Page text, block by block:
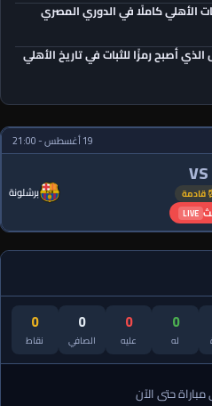
الأهلي كاملًا في الدوري المصري
أصبح رمزًا للثبات في تاريخ الأهلي
19 أغسطس - 21:00
VS
قادمة
LIVE
برشلونة
0
له
0
عليه
0
الصافي
0
نقاط
حتى الآن